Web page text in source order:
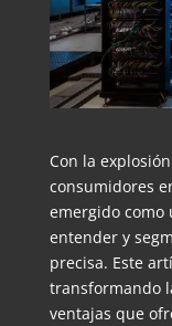
Con la
consumidores
emergido como
entender y
precisa. Este
transformando
ventajas que